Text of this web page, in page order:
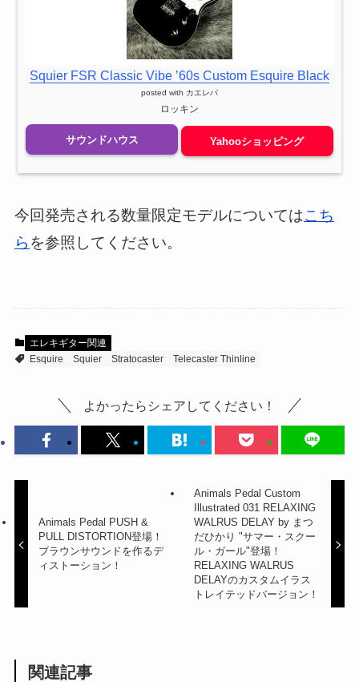
Squier FSR Classic Vibe ’60s Custom Esquire Black
posted with カエレバ
ロッキン
サウンドハウス Yahooショッピング
今回発売される数量限定モデルについてはこち
ら を参照してください。
エレキギター関連
Esquire
Squier Stratocaster Telecaster Thinline
よかったらシェアしてください！
Animals Pedal PUSH &
PULL DISTORTION登場！
ブラウンサウンドを作るデ
ィストーション！
Animals Pedal Custom
Illustrated 031 RELAXING
WALRUS DELAY by まつ
だひかり "サマー・スクー
ル・ガール"登場！
RELAXING WALRUS
DELAYのカスタムイラス
トレイテッドバージョン！
関連記事